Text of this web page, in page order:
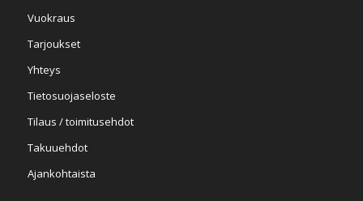
Vuokraus
Tarjoukset
Yhteys
Tietosuojaseloste
Tilaus / toimitusehdot
Takuuehdot
Ajankohtaista